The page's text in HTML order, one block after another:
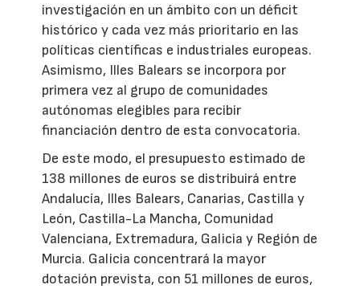
investigación en un ámbito con un déficit
histórico y cada vez más prioritario en las
políticas científicas e industriales europeas.
Asimismo, Illes Balears se incorpora por
primera vez al grupo de comunidades
autónomas elegibles para recibir
financiación dentro de esta convocatoria.
De este modo, el presupuesto estimado de
138 millones de euros se distribuirá entre
Andalucía, Illes Balears, Canarias, Castilla y
León, Castilla-La Mancha, Comunidad
Valenciana, Extremadura, Galicia y Región de
Murcia. Galicia concentrará la mayor
dotación prevista, con 51 millones de euros,